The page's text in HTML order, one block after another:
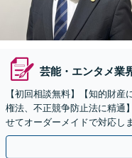
芸能・エンタメ業
【初回相談無料】【知的財
権法、不正競争防止法に精通
せてオーダーメイドで対応し
避止義務】【顧問契約可】【